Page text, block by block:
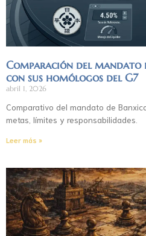
Comparación del mandato
con sus homólogos del G7
abril 1, 2026
Comparativo del mandato de
metas, límites y responsabilidades.
Leer más »